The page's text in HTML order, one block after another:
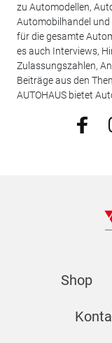
zu Automodellen,
Automobilhandel
für die gesamte
es auch Interviews,
Zulassungszahlen,
Beiträge aus den
AUTOHAUS bietet
Shop